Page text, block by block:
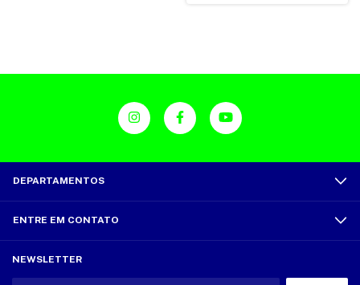
DEPARTAMENTOS
ENTRE EM CONTATO
NEWSLETTER